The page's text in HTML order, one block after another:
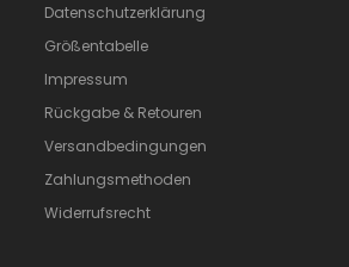
Datenschutzerklärung
Größentabelle
Impressum
Rückgabe & Retouren
Versandbedingungen
Zahlungsmethoden
Widerrufsrecht